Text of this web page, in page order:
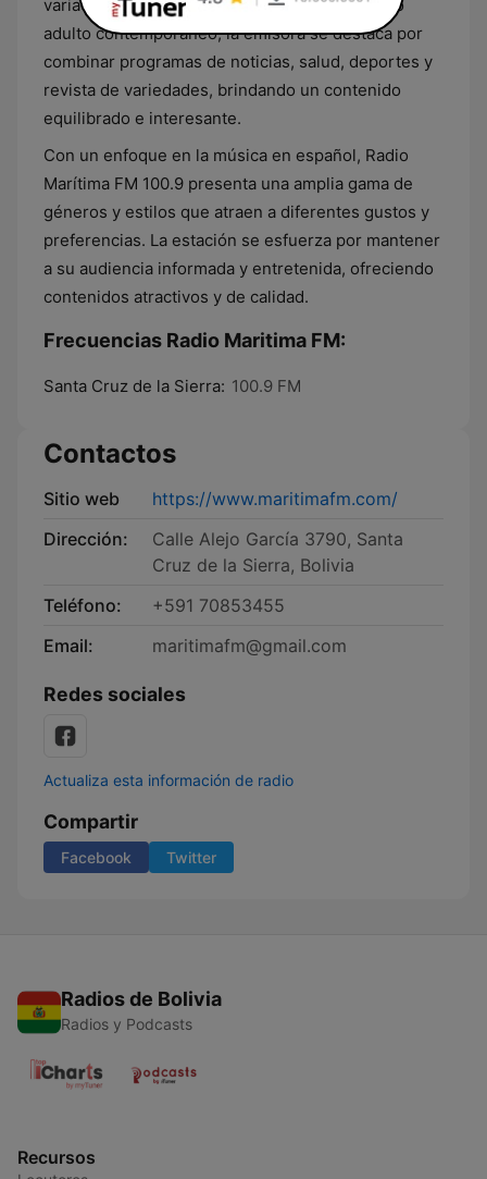
variada para su audiencia. Dirigida a un público
adulto contemporáneo, la emisora se destaca por
combinar programas de noticias, salud, deportes y
revista de variedades, brindando un contenido
equilibrado e interesante.
Con un enfoque en la música en español, Radio
Marítima FM 100.9 presenta una amplia gama de
géneros y estilos que atraen a diferentes gustos y
preferencias. La estación se esfuerza por mantener
a su audiencia informada y entretenida, ofreciendo
contenidos atractivos y de calidad.
Frecuencias Radio Maritima FM:
Santa Cruz de la Sierra: 100.9 FM
Contactos
Sitio web
https://www.maritimafm.com/
Dirección:
Calle Alejo García 3790, Santa
Cruz de la Sierra, Bolivia
Teléfono:
+591 70853455
Email:
maritimafm@gmail.com
Redes sociales
Actualiza esta información de radio
Compartir
Facebook Twitter
Radios de Bolivia
Radios y Podcasts
Recursos